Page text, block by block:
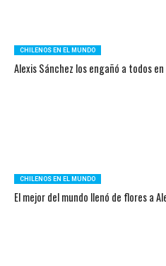
CHILENOS EN EL MUNDO
Alexis Sánchez los engañó a todos
CHILENOS EN EL MUNDO
El mejor del mundo llenó de flores a